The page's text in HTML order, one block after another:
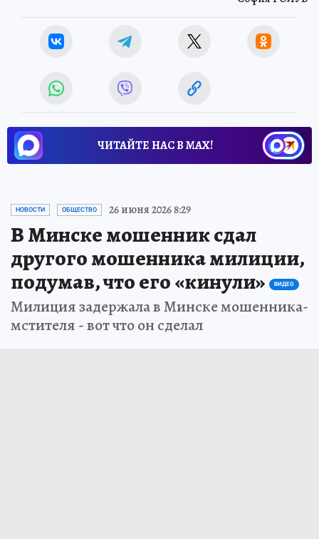
ЧИТАЙТЕ НАС В МАХ!
НОВОСТИ ОБЩЕСТВО 26 июня 2026 8:29
В Минске мошенник сдал
другого мошенника милиции,
подумав, что его «кинули»
ВИДЕО
Милиция задержала в Минске мошенника-
мстителя - вот что он сделал